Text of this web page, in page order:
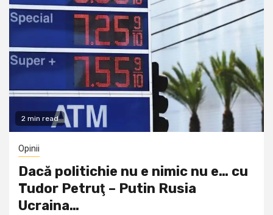
2 min read
Opinii
Dacă politichie nu e nimic nu e… cu
Tudor Petruţ – Putin Rusia
Ucraina…